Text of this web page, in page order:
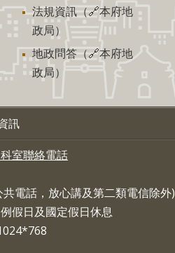
法規資訊（🔗本府地
政局）
地政問答（🔗本府地
政局）
訊
室聯絡電話
電話，放心講及第二類電信除外)
假日及國定假日休息